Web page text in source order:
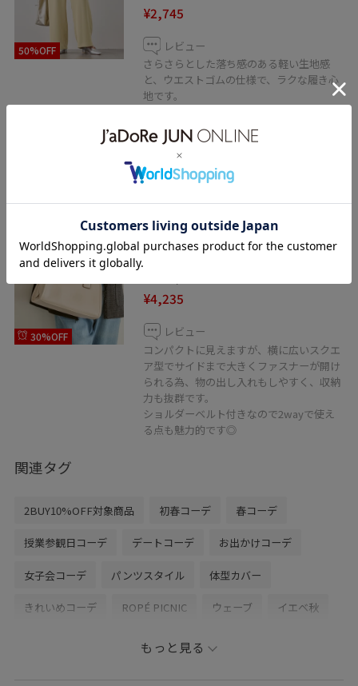
50%OFF
¥2,745
レビュー
さらさらとした落ち感のある軽い生地感
と、ウエストゴムの仕様で、ラクな履き心
地です。
でみましたが、着丈はフラットシューズ合
わせで裾がギリギリつかないくらいでやや
長めです。
30%OFF
ROPÉ PICNIC PASSAGE
ワイドスクエアボストンバッ
グ/2WAY
¥4,235
レビュー
コンパクトに見えますが、横に広いスクエ
ア型でサイドまで大きくファスナーが開け
られる為、物の出し入れもしやすく、収納
力も抜群です。
ショルダーベルト付きなので2wayで使え
る点も魅力的です◎
関連タグ
2BUY10%OFF対象商品 初春コーデ 春コーデ
授業参観日コーデ デートコーデ お出かけコーデ
女子会コーデ パンツスタイル 体型カバー
きれいめコーデ ROPÉ PICNIC ウェーブ イエベ秋
Tシャツ/カットソー
もっと見る